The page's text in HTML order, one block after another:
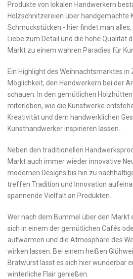
Produkte von lokalen Handwerkern
Holzschnitzereien‌ über handgemachte
Schmuckstücken ‌- hier⁢ findet man
Liebe⁤ zum Detail⁣ und die hohe Qualität
Markt ‍zu einem wahren​ Paradies für
Ein Highlight des Weihnachtsmarktes in
Möglichkeit,‍ den Handwerkern bei der
schauen. In den gemütlichen
miterleben,⁤ wie die Kunstwerke
Kreativität und ⁤dem handwerklichen
Kunsthandwerker inspirieren lassen.
Neben⁣ den traditionellen‌
Markt ‍auch immer wieder innovative
‌modernen Designs bis hin ​zu
treffen Tradition und ⁢Innovation‍
‍spannende⁣ Vielfalt an Produkten.
Wer nach dem‍ Bummel über den Markt
sich in einem der gemütlichen Cafés
aufwärmen und die Atmosphäre des
wirken lassen. Bei⁤ einem heißen
Bratwurst lässt ‍es​ sich ⁣hier wunderbar
winterliche Flair⁤ genießen.